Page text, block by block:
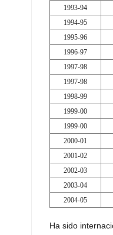
1993-94
1994-95
1995-96
1996-97
1997-98
1997-98
1998-99
1999-00
1999-00
2000-01
2001-02
2002-03
2003-04
2004-05
Ha sido